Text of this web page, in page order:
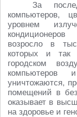
За
компьютеров,
уровнем
возросло в
которых и так
городском
компьютеров
уничтожаются,
помещений в
оказывает в
на здоровье и